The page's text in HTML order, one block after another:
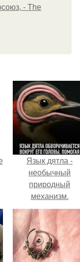
- The
Язык дятла -
необычный
природный
механизм.